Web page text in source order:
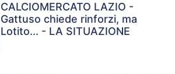
CALCIOMERCATO LAZIO -
Gattuso chiede rinforzi, ma
Lotito... - LA SITUAZIONE